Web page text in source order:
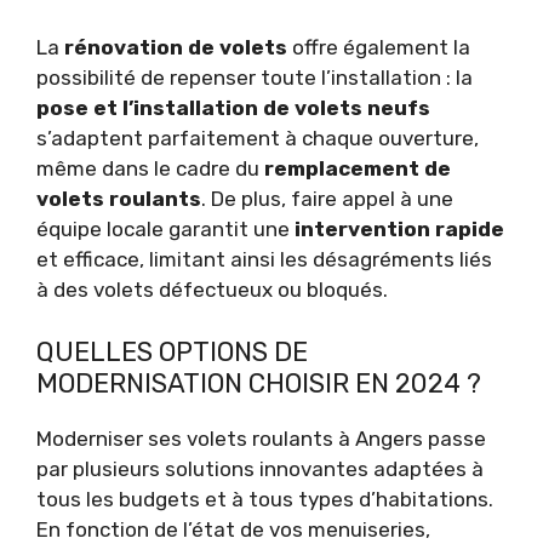
La rénovation de volets offre également la
possibilité de repenser toute l’installation : la
pose et l’installation de volets neufs
s’adaptent parfaitement à chaque ouverture,
même dans le cadre du remplacement de
volets roulants. De plus, faire appel à une
équipe locale garantit une intervention rapide
et efficace, limitant ainsi les désagréments liés
à des volets défectueux ou bloqués.
QUELLES OPTIONS DE
MODERNISATION CHOISIR EN 2024 ?
Moderniser ses volets roulants à Angers passe
par plusieurs solutions innovantes adaptées à
tous les budgets et à tous types d’habitations.
En fonction de l’état de vos menuiseries,